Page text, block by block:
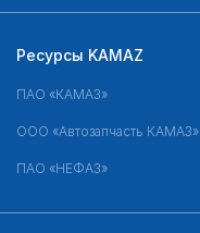
Ресурсы KAMAZ
ПАО «КАМАЗ»
ООО «Автозапчасть КАМАЗ»
ПАО «НЕФАЗ»